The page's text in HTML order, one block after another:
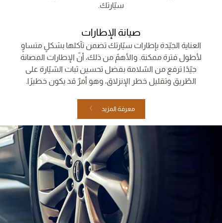
سيّارتك.
صيانة الإطارات
العناية الجيّدة بإطارات سيّارتك تضمن تآكلها بشكلٍ متساوٍ
لأطول فترة ممكنة. والأهمّ من ذلك، أنّ الإطارات المصانة
جيّدًا ترفع من السّلامة بفضل تحسين ثبات السّيّارة على
الطّريق وتقليل خطر الإنزلاق، وهو أمرٌ قد يكون خطيرًا.
معرفة المزيد